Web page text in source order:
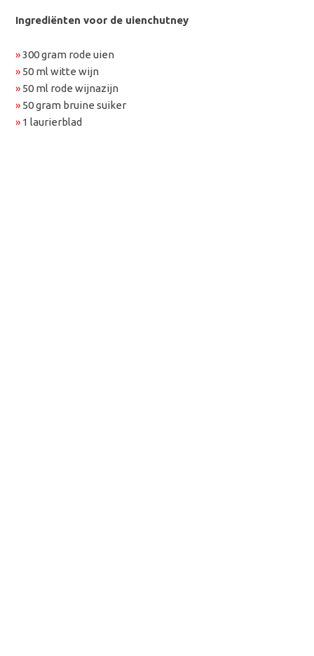
Ingrediënten voor de uienchutney
»300 gram rode uien
» 50 ml witte wijn
» 50 ml rode wijnazijn
» 50 gram bruine suiker
» 1 laurierblad